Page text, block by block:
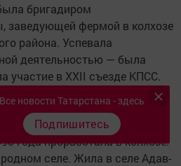
бригадиром
заведующей фермой в колхозе
района. Успевала
деятельностью — была
участие в XXII съезде КПСС.
составил 54 года.
года проработала в колхозе.
селе. Жила в селе Адав-
Все новости Татарстана - здесь
Подпишитесь